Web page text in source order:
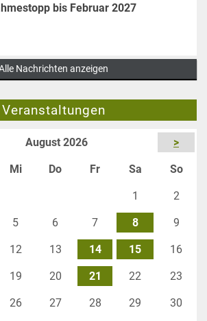
bis Februar 2027
Nachrichten anzeigen
Veranstaltungen
August 2026 >
MittwochDonnerstag
Freitag SamstagSo
1 2
5 6 7 8 9
12 13 14 15 16
19 20 21 22 23
26 27 28 29 30